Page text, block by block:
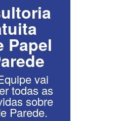
Papel
vai
todas as
sobre
Parede.